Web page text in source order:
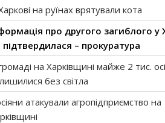
на руїнах врятували кота
про другого загиблого у
підтвердилася – прокуратура
на Харківщині майже 2 тис.
без світла
атакували агропідприємство на